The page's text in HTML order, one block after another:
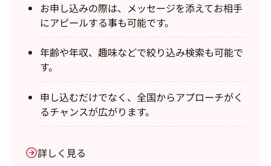
お申し込みの際は、メッセージを添えてお相手
にアピールする事も可能です。
年齢や年収、趣味などで絞り込み検索も可能で
す。
申し込むだけでなく、全国からアプローチがく
るチャンスが広がります。
詳しく見る